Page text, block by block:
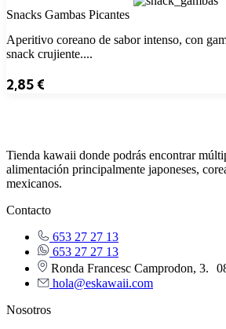
Snacks Gambas Picantes
Aperitivo coreano de sabor intenso, con
snack crujiente....
2,85€
Tienda kawaii donde podrás encontrar
alimentación principalmente japoneses,
mexicanos.
Contacto
653 27 27 13
653 27 27 13
Ronda Francesc Camprodon, 3.
hola@eskawaii.com
Nosotros